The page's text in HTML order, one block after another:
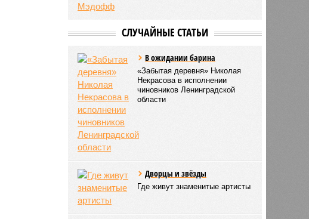
СЛУЧАЙНЫЕ СТАТЬИ
В ожидании барина
«Забытая деревня» Николая
Некрасова в исполнении
чиновников Ленинградской
области
Дворцы и звёзды
Где живут знаменитые артисты